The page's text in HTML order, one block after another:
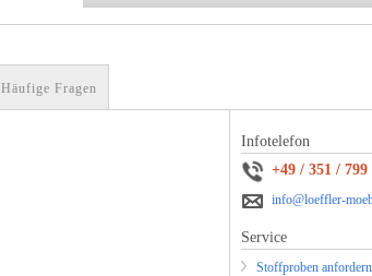
Infotelefon
+49 / 351 / 799
info@loeffler-
Service
Stoffproben anfordern
Häufige Fragen